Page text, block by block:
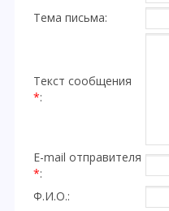
Тема письма:
Текст сообщения
*:
E-mail отправителя
*:
Ф.И.О.: